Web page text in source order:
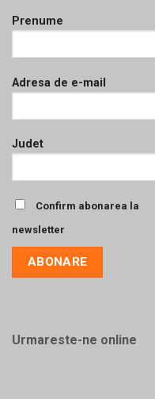
Prenume
Adresa de e-mail
Judet
Confirm abonarea la
newsletter
Urmareste-ne online